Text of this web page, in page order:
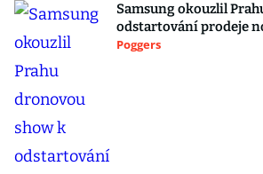
Samsung okouzlil
odstartování prodeje
Poggers